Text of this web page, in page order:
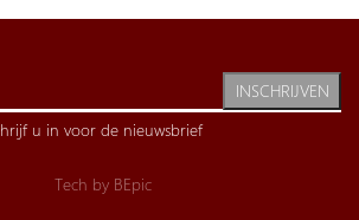
INSCHRIJVEN
u in voor de nieuwsbrief
Tech by BEpic